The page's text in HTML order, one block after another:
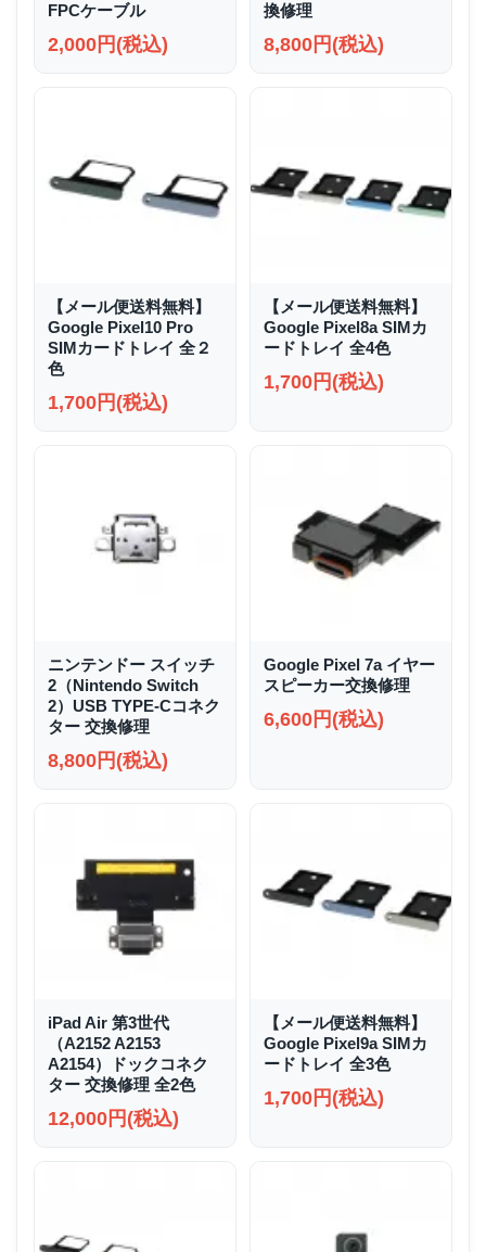
FPCケーブル
2,000円(税込)
換修理
8,800円(税込)
【メール便送料無料】
Google Pixel10 Pro
SIMカードトレイ 全２
色
1,700円(税込)
【メール便送料無料】
Google Pixel8a SIMカ
ードトレイ 全4色
1,700円(税込)
ニンテンドー スイッチ
2（Nintendo Switch
2）USB TYPE-Cコネク
ター 交換修理
8,800円(税込)
Google Pixel 7a イヤー
スピーカー交換修理
6,600円(税込)
iPad Air 第3世代
（A2152 A2153
A2154）ドックコネク
ター 交換修理 全2色
12,000円(税込)
【メール便送料無料】
Google Pixel9a SIMカ
ードトレイ 全3色
1,700円(税込)